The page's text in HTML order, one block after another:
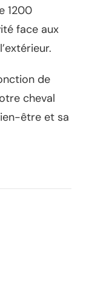
1200
face aux
de
cheval
être et sa